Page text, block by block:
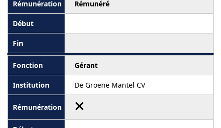
Rémunéré
Gérant
De Groene Mantel CV